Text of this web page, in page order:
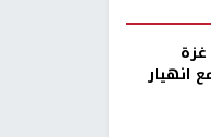
انهيار